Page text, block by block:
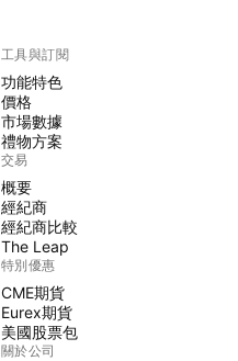
工具與訂閱
功能特色
價格
市場數據
禮物方案
交易
概要
經紀商
經紀商比較
The Leap
特別優惠
CME期貨
Eurex期貨
美國股票包
關於公司